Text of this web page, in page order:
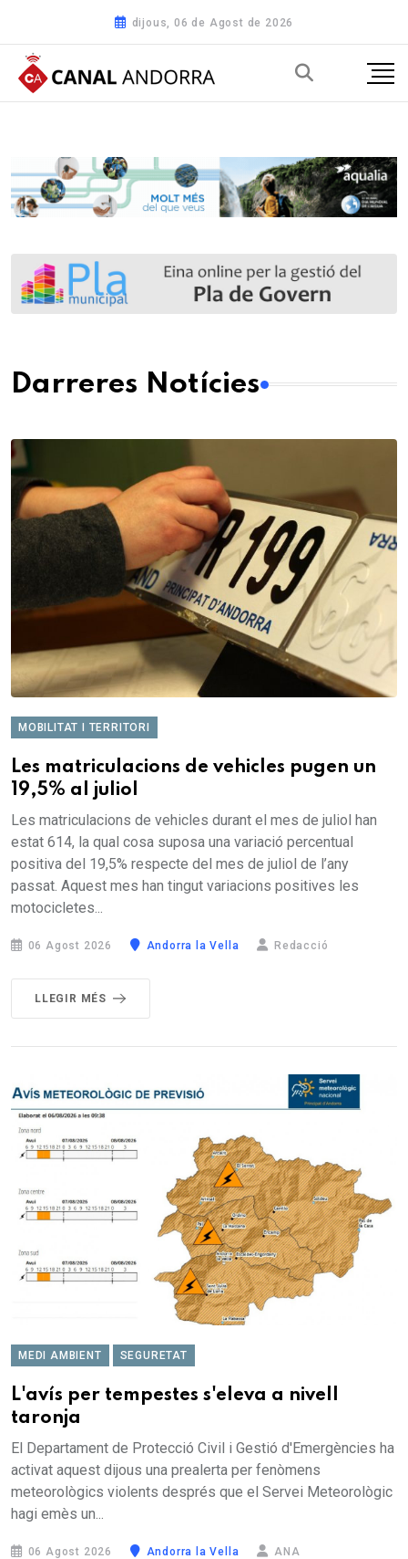
dijous, 06 de Agost de 2026
Darreres Notícies
MOBILITAT I TERRITORI
Les matriculacions de vehicles pugen un
19,5% al juliol
Les matriculacions de vehicles durant el mes de juliol han
estat 614, la qual cosa suposa una variació percentual
positiva del 19,5% respecte del mes de juliol de l’any
passat. Aquest mes han tingut variacions positives les
motocicletes...
06 Agost 2026 Andorra la Vella Redacció
LLEGIR MÉS
MEDI AMBIENT SEGURETAT
L'avís per tempestes s'eleva a nivell
taronja
El Departament de Protecció Civil i Gestió d'Emergències ha
activat aquest dijous una prealerta per fenòmens
meteorològics violents després que el Servei Meteorològic
hagi emès un...
06 Agost 2026 Andorra la Vella ANA